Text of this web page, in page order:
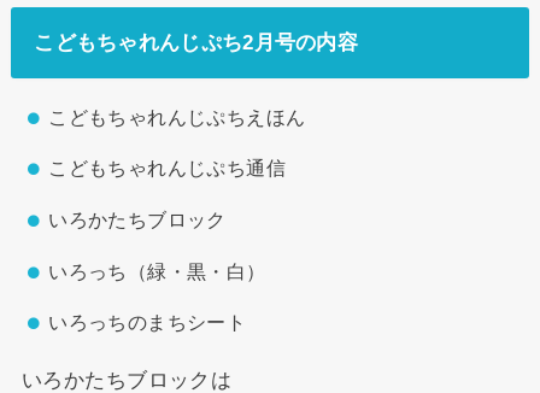
こどもちゃれんじぷち2月号の内容
こどもちゃれんじぷちえほん
こどもちゃれんじぷち通信
いろかたちブロック
いろっち（緑・黒・白）
いろっちのまちシート
いろかたちブロックは